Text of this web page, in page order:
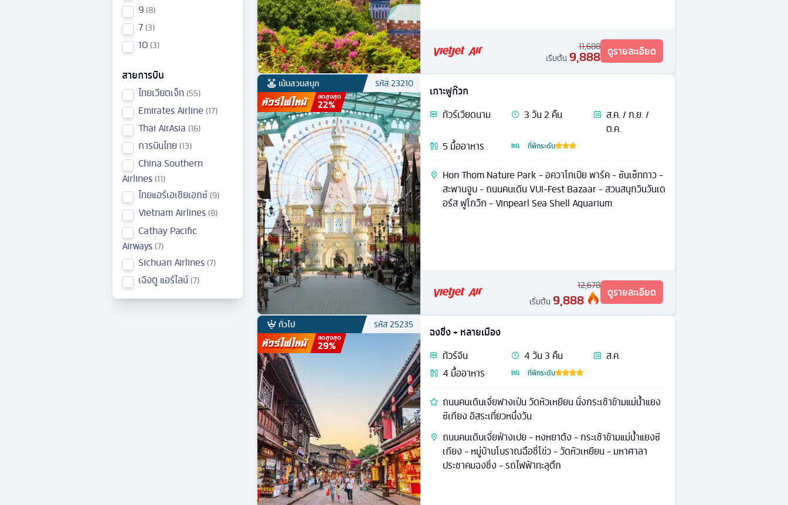
9 8
7 3
10 3
สายการบิน
ไทยเวียตเจ็ท 55
Emirates Airline 17
Thai AirAsia 16
การบินไทย 13
China Southern
Airlines 11
ไทยแอร์เอเชียเอกซ์ 9
Vietnam Airlines 8
Cathay Pacific
Airways 7
Sichuan Airlines 7
เฉิงตู แอร์ไลน์ 7
11,688
เริ่มต้น 9,888 ดูรายละเอียด
เน้นสวนสนุก รหัส23210
ลดสูงสุด
22%
เกาะฟูก๊วก
ทัวร์เวียดนาม 3วัน2 คืน
ส.ค. / ก.ย. /
ต.ค.
5 มื้ออาหาร ที่พักระดับ
Hon Thom Nature Park - อควาโทเปีย พาร์ค - ซันเซ็ททาว -
สะพานจูบ - ถนนคนเดิน VUI-Fest Bazaar - สวนสนุกวินวันเด
อร์ส ฟูโกว๊ก - Vinpearl Sea Shell Aquarium
12,678
เริ่มต้น 9,888 ดูรายละเอียด
ทั่วไป รหัส25235
ลดสูงสุด
29%
ฉงชิ่ง + หลายเมือง
ทัวร์จีน 4วัน3 คืน
ส.ค.
4 มื้ออาหาร ที่พักระดับ
ถนนคนเดินเจี่ยฟางเป่น วัดหัวเหยียน นั่งกระเช้าข้ามแม่น้ำแยง
ซีเกียง อิสระเที่ยวหนึ่งวัน
ถนนคนเดินเจี่ยฟ่างเปย - หงหยาต้ง - กระเช้าข้ามแม่น้ำแยงซี
เกียง - หมู่บ้านโบราณฉือชี่โข่ว - วัดหัวเหยียน - มหาศาลา
ประชาคมฉงชิ่ง - รถไฟฟ้าทะลุตึก